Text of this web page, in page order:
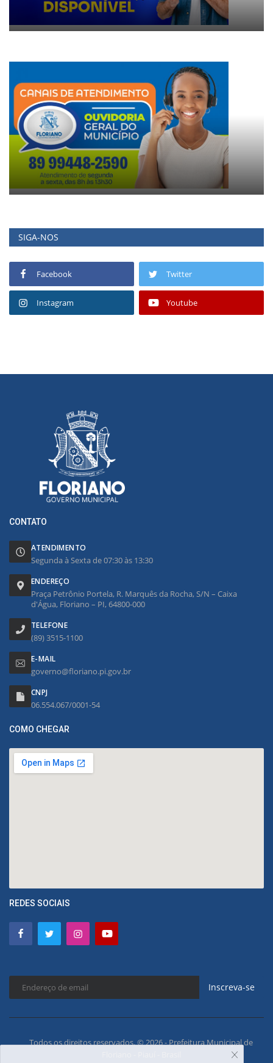
SIGA-NOS
Facebook Twitter
Instagram Youtube
CONTATO
ATENDIMENTO
Segunda à Sexta de 07:30 às 13:30
ENDEREÇO
Praça Petrônio Portela, R. Marquês da Rocha, S/N – Caixa
d'Água, Floriano – PI, 64800-000
TELEFONE
(89) 3515-1100
E-MAIL
governo@floriano.pi.gov.br
CNPJ
06.554.067/0001-54
COMO CHEGAR
REDES SOCIAIS
Inscreva-se
Todos os direitos reservados. © 2026 - Prefeitura Municipal de